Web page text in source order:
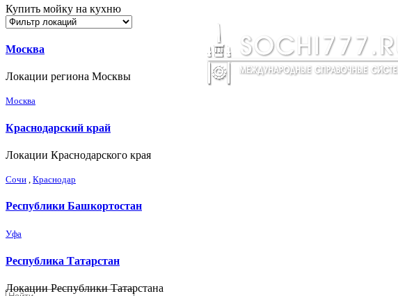
Купить мойку на кухню
Москва
Локации региона Москвы
Москва
Краснодарский край
Локации Краснодарского края
Сочи Краснодар
Республики Башкортостан
Уфа
Республика Татарстан
Локации Республики Татарстана